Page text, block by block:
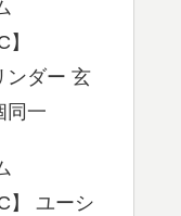
ンダー 玄
同一
】 ユーシ